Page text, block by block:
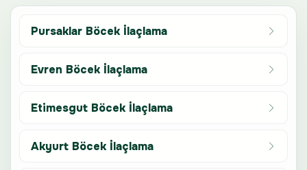
Pursaklar Böcek İlaçlama
Evren Böcek İlaçlama
Etimesgut Böcek İlaçlama
Akyurt Böcek İlaçlama